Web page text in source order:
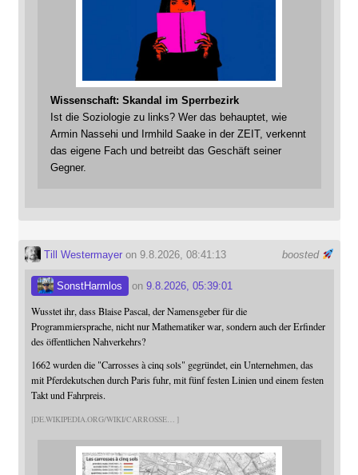
Wissenschaft: Skandal im Sperrbezirk
Ist die Soziologie zu links? Wer das behauptet, wie
Armin Nassehi und Irmhild Saake in der ZEIT, verkennt
das eigene Fach und betreibt das Geschäft seiner
Gegner.
boosted
Till Westermayeron 9.8.2026, 08:41:13
SonstHarmlos on 9.8.2026, 05:39:01
Wusstet ihr, dass Blaise Pascal, der Namensgeber für die
Programmiersprache, nicht nur Mathematiker war, sondern auch der Erfinder
des öffentlichen Nahverkehrs?
1662 wurden die "Carrosses à cinq sols" gegründet, ein Unternehmen, das
mit Pferdekutschen durch Paris fuhr, mit fünf festen Linien und einem festen
Takt und Fahrpreis.
DE.WIKIPEDIA.ORG/WIKI/CARROSSE